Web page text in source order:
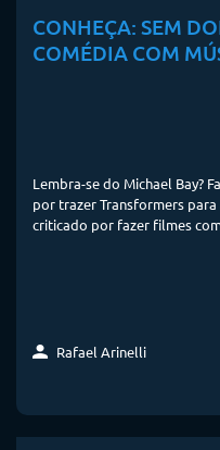
CONHEÇA: SEM
COMÉDIA COM
Lembra-se do Michael Bay?
por trazer Transformers
criticado por fazer filmes
Rafael Arinelli